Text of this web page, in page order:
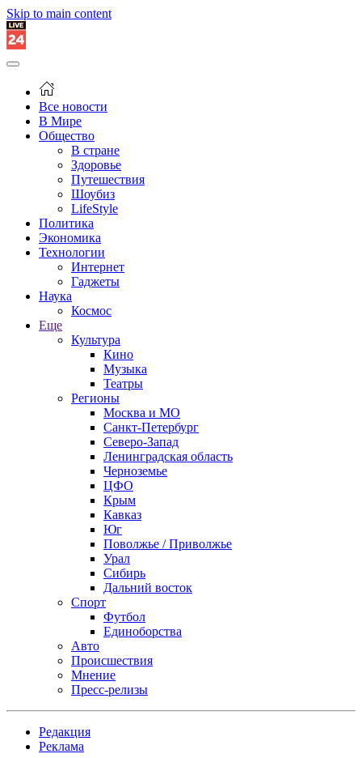
Skip to main content
Все новости
В Мире
Общество
В стране
Здоровье
Путешествия
Шоубиз
LifeStyle
Политика
Экономика
Технологии
Интернет
Гаджеты
Наука
Космос
Еще
Культура
Кино
Музыка
Театры
Регионы
Москва и МО
Санкт-Петербург
Северо-Запад
Ленинградская область
Черноземье
ЦФО
Крым
Кавказ
Юг
Поволжье / Приволжье
Урал
Сибирь
Дальний восток
Спорт
Футбол
Единоборства
Авто
Происшествия
Мнение
Пресс-релизы
Редакция
Реклама